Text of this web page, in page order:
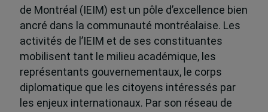
de Montréal (IEIM) est un pôle d’excellence bien
ancré dans la communauté montréalaise. Les
activités de l’IEIM et de ses constituantes
mobilisent tant le milieu académique, les
représentants gouvernementaux, le corps
diplomatique que les citoyens intéressés par
les enjeux internationaux. Par son réseau de